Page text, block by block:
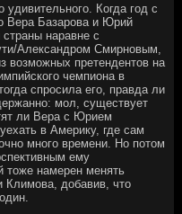
Когда год с
Вера Базарова и Юрий
наравне с
Александром Смирновым,
возможных претендентов на
чемпиона в
спросила его, правда ли
мол, существует
ли Вера с Юрием
в Америку, где сам
много времени. Но потом
ему
тоже намерен менять
Климова, добавив, что